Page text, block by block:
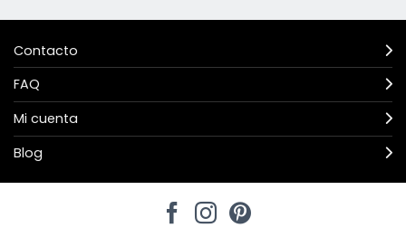
Contacto
FAQ
Mi cuenta
Blog